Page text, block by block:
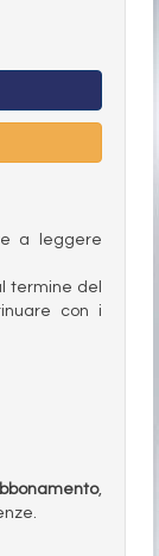
a leggere
termine del
con i
,